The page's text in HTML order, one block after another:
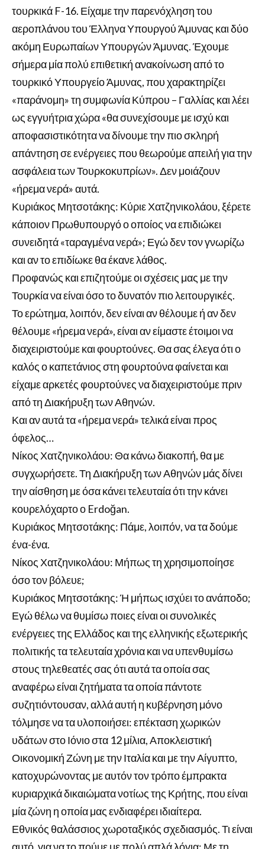
τουρκικά F-16. Είχαμε την παρενόχληση του
αεροπλάνου του Έλληνα Υπουργού Άμυνας και δύο
ακόμη Ευρωπαίων Υπουργών Άμυνας. Έχουμε
σήμερα μία πολύ επιθετική ανακοίνωση από το
τουρκικό Υπουργείο Άμυνας, που χαρακτηρίζει
«παράνομη» τη συμφωνία Κύπρου – Γαλλίας και λέει
ως εγγυήτρια χώρα «θα συνεχίσουμε με ισχύ και
αποφασιστικότητα να δίνουμε την πιο σκληρή
απάντηση σε ενέργειες που θεωρούμε απειλή για την
ασφάλεια των Τουρκοκυπρίων». Δεν μοιάζουν
«ήρεμα νερά» αυτά.
Κυριάκος Μητσοτάκης: Κύριε Χατζηνικολάου, ξέρετε
κάποιον Πρωθυπουργό ο οποίος να επιδιώκει
συνειδητά «ταραγμένα νερά»; Εγώ δεν τον γνωρίζω
και αν το επιδίωκε θα έκανε λάθος.
Προφανώς και επιζητούμε οι σχέσεις μας με την
Τουρκία να είναι όσο το δυνατόν πιο λειτουργικές.
Το ερώτημα, λοιπόν, δεν είναι αν θέλουμε ή αν δεν
θέλουμε «ήρεμα νερά», είναι αν είμαστε έτοιμοι να
διαχειριστούμε και φουρτούνες. Θα σας έλεγα ότι ο
καλός ο καπετάνιος στη φουρτούνα φαίνεται και
είχαμε αρκετές φουρτούνες να διαχειριστούμε πριν
από τη Διακήρυξη των Αθηνών.
Και αν αυτά τα «ήρεμα νερά» τελικά είναι προς
όφελος…
Νίκος Χατζηνικολάου: Θα κάνω διακοπή, θα με
συγχωρήσετε. Τη Διακήρυξη των Αθηνών μάς δίνει
την αίσθηση με όσα κάνει τελευταία ότι την κάνει
κουρελόχαρτο ο Erdoğan.
Κυριάκος Μητσοτάκης: Πάμε, λοιπόν, να τα δούμε
ένα-ένα.
Νίκος Χατζηνικολάου: Μήπως τη χρησιμοποίησε
όσο τον βόλευε;
Κυριάκος Μητσοτάκης: Ή μήπως ισχύει το ανάποδο;
Εγώ θέλω να θυμίσω ποιες είναι οι συνολικές
ενέργειες της Ελλάδος και της ελληνικής εξωτερικής
πολιτικής τα τελευταία χρόνια και να υπενθυμίσω
στους τηλεθεατές σας ότι αυτά τα οποία σας
αναφέρω είναι ζητήματα τα οποία πάντοτε
συζητιόντουσαν, αλλά αυτή η κυβέρνηση μόνο
τόλμησε να τα υλοποιήσει: επέκταση χωρικών
υδάτων στο Ιόνιο στα 12 μίλια, Αποκλειστική
Οικονομική Ζώνη με την Ιταλία και με την Αίγυπτο,
κατοχυρώνοντας με αυτόν τον τρόπο έμπρακτα
κυριαρχικά δικαιώματα νοτίως της Κρήτης, που είναι
μία ζώνη η οποία μας ενδιαφέρει ιδιαίτερα.
Εθνικός θαλάσσιος χωροταξικός σχεδιασμός. Τι είναι